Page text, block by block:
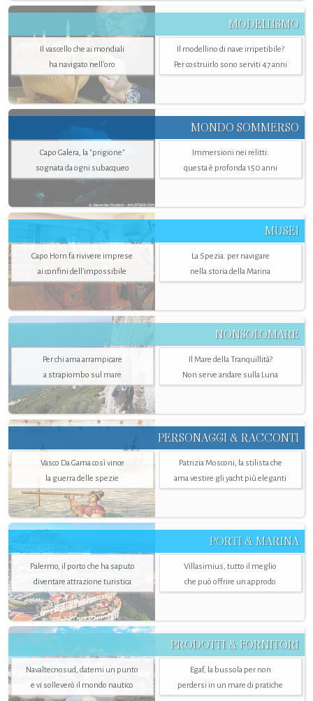
MODELLISMO
Il vascello che ai mondiali
ha navigato nell’oro
Il modellino di nave irripetibile?
Per costruirlo sono serviti 47 anni
MONDO SOMMERSO
Capo Galera, la "prigione"
sognata da ogni subacqueo
Immersioni nei relitti:
questa è profonda 150 anni
MUSEI
Capo Horn fa rivivere imprese
ai confini dell’impossibile
La Spezia. per navigare
nella storia della Marina
NONSOLOMARE
Per chi ama arrampicare
a strapiombo sul mare
Il Mare della Tranquillità?
Non serve andare sulla Luna
PERSONAGGI & RACCONTI
Vasco Da Gama così vince
la guerra delle spezie
Patrizia Mosconi, la stilista che
ama vestire gli yacht più eleganti
PORTI & MARINA
Palermo, il porto che ha saputo
diventare attrazione turistica
Villasimius, tutto il meglio
che può offrire un approdo
PRODOTTI & FORNITORI
Navaltecnosud, datemi un punto
e vi solleverò il mondo nautico
Egaf, la bussola per non
perdersi in un mare di pratiche